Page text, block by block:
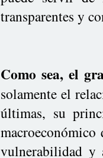
transparentes y
Como sea, el
solamente el
últimas, su
vulnerabilidad y